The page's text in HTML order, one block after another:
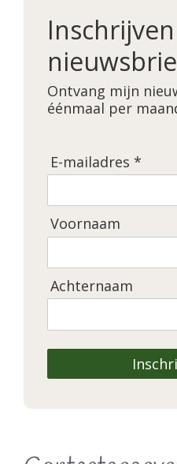
Inschrijven
Ontvang mijn
éénmaal per
E-mailadres *
Voornaam
Achternaam